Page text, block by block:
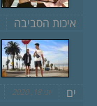
איכות הסביבה
ים יוני 18, 2020